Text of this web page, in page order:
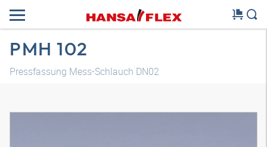
PMH 102
Pressfassung Mess-Schlauch DN02